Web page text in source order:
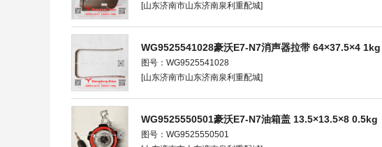
[山东济南市山东济南泉利重配城]
WG9525541028豪沃E7-N7消声器拉带 64×37.5×4 1kg
图号：WG9525541028
[山东济南市山东济南泉利重配城]
WG9525550501豪沃E7-N7油箱盖 13.5×13.5×8 0.5kg
图号：WG9525550501